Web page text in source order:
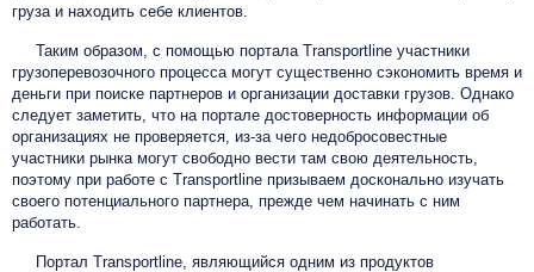
груза и находить себе клиентов.
Таким образом, с помощью портала Transportline участники
грузоперевозочного процесса могут существенно сэкономить время и
деньги при поиске партнеров и организации доставки грузов. Однако
следует заметить, что на портале достоверность информации об
организациях не проверяется, из-за чего недобросовестные
участники рынка могут свободно вести там свою деятельность,
поэтому при работе с Transportline призываем досконально изучать
своего потенциального партнера, прежде чем начинать с ним
работать.
Портал Transportline, являющийся одним из продуктов